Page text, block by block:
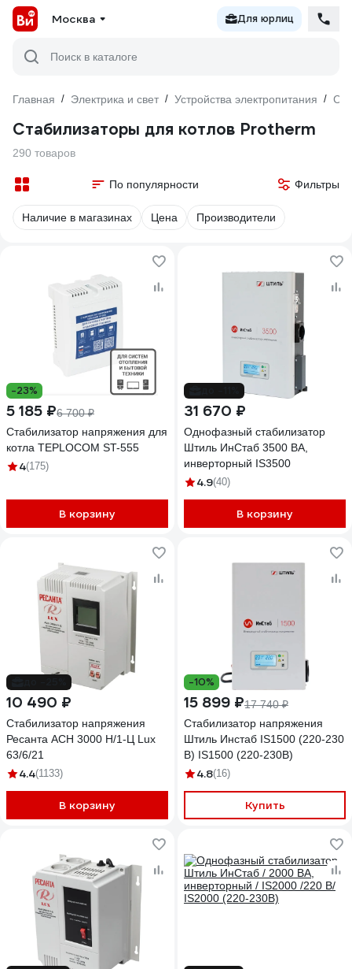
Москва Для юрлиц
Поиск в каталоге
Главная / Электрика и свет / Устройства электропитания /
Стабилизаторы для котлов Protherm
290 товаров
По популярности Фильтры
Наличие в магазинах Цена Производители
-23%
5 185 ₽6 700 ₽
Стабилизатор напряжения для
котла TEPLOCOM ST-555
4(175)
В корзину
31 670 ₽
Однофазный стабилизатор
Штиль ИнСтаб 3500 ВА,
инверторный IS3500
4.9(40)
В корзину
10 490 ₽
Стабилизатор напряжения
Ресанта АСН 3000 Н/1-Ц Lux
63/6/21
4.4(1133)
В корзину
-10%
15 899 ₽17 740 ₽
Стабилизатор напряжения
Штиль Инстаб IS1500 (220-230
В) IS1500 (220-230В)
4.8(16)
Купить